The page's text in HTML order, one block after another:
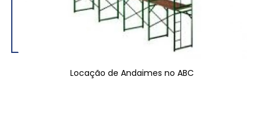
Locação de Andaimes no ABC